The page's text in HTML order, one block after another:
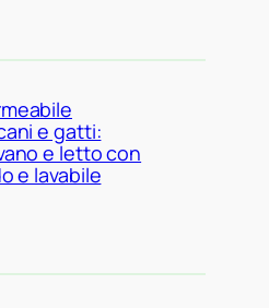
e gatti:
e letto con
e lavabile